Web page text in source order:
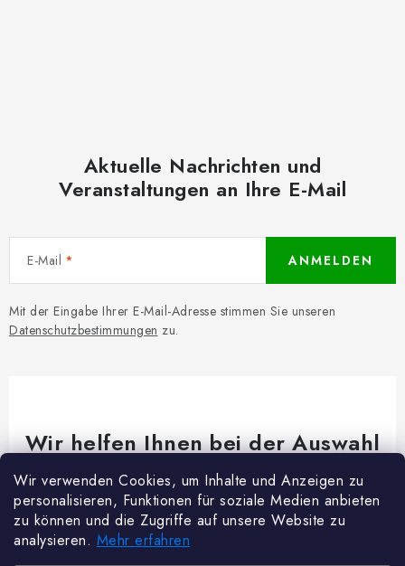
Wir verwenden Cookies, um Inhalte und Anzeigen zu
personalisieren, Funktionen für soziale Medien anbieten
zu können und die Zugriffe auf unsere Website zu
analysieren. Mehr erfahren
Aktuelle Nachrichten und
Veranstaltungen an Ihre E-Mail
E-Mail
Mit der Eingabe Ihrer E-Mail-Adresse stimmen Sie unseren
Datenschutzbestimmungen zu.
ANMELDEN
Wir helfen Ihnen bei der Auswahl
Brauchen Sie Rat bei etwas? Wir sind für dich da!
Kundenservice@woodycrafts.de
+49 211 8694 2501 (Mo-Fr 8:00-16:00)